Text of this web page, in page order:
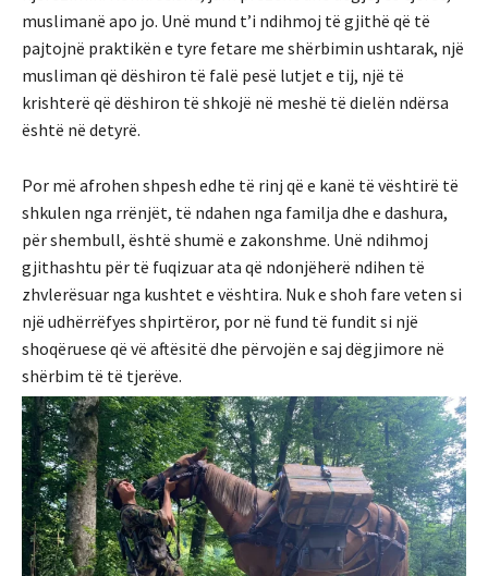
muslimanë apo jo. Unë mund t’i ndihmoj të gjithë që të
pajtojnë praktikën e tyre fetare me shërbimin ushtarak, një
musliman që dëshiron të falë pesë lutjet e tij, një të
krishterë që dëshiron të shkojë në meshë të dielën ndërsa
është në detyrë.
Por më afrohen shpesh edhe të rinj që e kanë të vështirë të
shkulen nga rrënjët, të ndahen nga familja dhe e dashura,
për shembull, është shumë e zakonshme. Unë ndihmoj
gjithashtu për të fuqizuar ata që ndonjëherë ndihen të
zhvlerësuar nga kushtet e vështira. Nuk e shoh fare veten si
një udhërrëfyes shpirtëror, por në fund të fundit si një
shoqëruese që vë aftësitë dhe përvojën e saj dëgjimore në
shërbim të të tjerëve.